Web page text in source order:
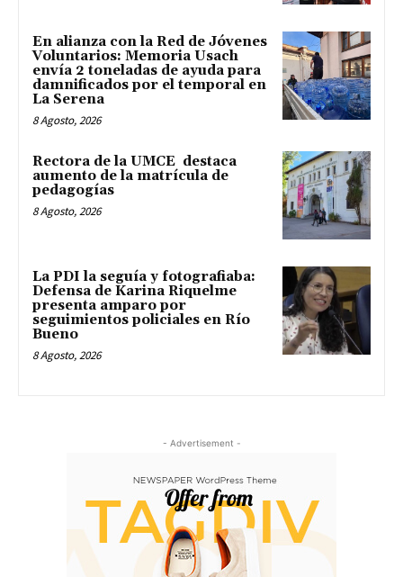
En alianza con la Red de Jóvenes
Voluntarios: Memoria Usach
envía 2 toneladas de ayuda para
damnificados por el temporal en
La Serena
8 Agosto, 2026
Rectora de la UMCE destaca
aumento de la matrícula de
pedagogías
8 Agosto, 2026
La PDI la seguía y fotografiaba:
Defensa de Karina Riquelme
presenta amparo por
seguimientos policiales en Río
Bueno
8 Agosto, 2026
- Advertisement -